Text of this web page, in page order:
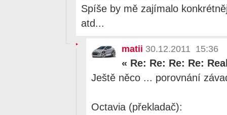
Spíše by mě zajímalo
atd...
matii 30.12.2011 15:36
« Re: Re: Re: Re:
Ještě něco ... porovnání
Octavia (překladač):